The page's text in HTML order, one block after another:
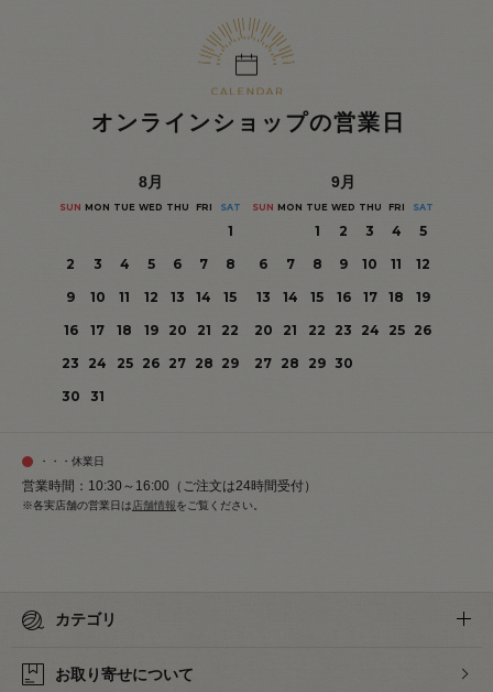
オンラインショップの営業日
8月
SUN MON TUE WED THU FRI SAT
1
2
3 4 5 6 7
8
9
10 11 12 13 14
15
16
17 18 19 20 21
22
23
24 25 26 27 28 29
30
31
9月
SUN MON TUE WED THU FRI SAT
1 2 3 4
5
6
7 8 9 10 11
12
13
14 15 16 17 18
19
20
21 22 23 24 25
26
27 28 29 30
・・・休業日
営業時間：10:30～16:00（ご注文は24時間受付）
※各実店舗の営業日は 店舗情報をご覧ください。
カテゴリ
お取り寄せについて